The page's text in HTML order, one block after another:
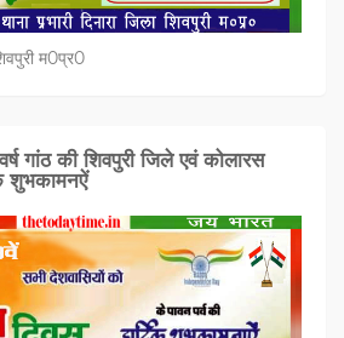
म0प्र0
गांठ की शिवपुरी जिले एवं कोलारस
शुभकामनऐं